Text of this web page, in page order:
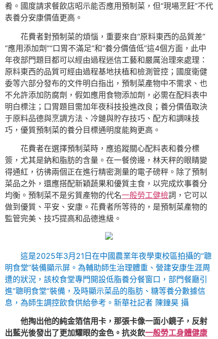
肴。國度請求餐飲店昭示能否應用預制菜，但“現場烹飪”不代
表養分安康價值更高。
花費者對預制菜的煩惱，重要來自“原料東西的品質差”
“應用添加劑”“口胃不滿足”和“養分價值低”這4個方面，此中
年夜部門題目都可以經由過程迷信工藝和嚴厲治理來處理：
原料東西的品質可經由過程基地扶植和檢測管控；國度衛健
委等六部分發布的文件明白指出，預制菜產物中不需求、也
不允許添加防腐劑，假如應用食物添加劑，必需在配料表中
明白標注；口胃題目需加年夜科技投進改良；養分價值取決
于原料品德與烹調方法、冷鏈與貯存技巧、配方和調味技
巧，優質預制菜的養分目標通明度能夠更高。
花費者在選擇預制菜時，應追蹤關心配料表和養分標
簽，尤其是鈉和脂肪的含量。在一餐傍邊，林天秤的眼睛變
得通紅，彷彿兩個正在進行精密測量的電子磅秤。除了預制
菜品之外，還應搭配新穎蔬果和優質主食，以完成炊事養分
均衡。預制菜不是劣質產物的代名一般勞工健檢詞，它可以
做到優質、平安、安康。花費者所等待的，是預制菜產物的
監管完美、技巧提高和品德進級。
這是2025年3月21日在中國農業年夜學東校區拍攝的“聰
明食堂”裝備顯示屏。為輔助師生治理體重、營建安康生涯周
遭的狀況，該校食堂專門開設低脂養分餐窗口，部門餐廳引
進“聰明食堂”裝備，及時顯示菜品的脂肪、糖等養分數據信
息，為師生調控飲食供給參考。新華社記者 陳鐘昊 攝
他掏出他的純金箔信用卡，那張卡像一面小鏡子，反射
出藍光後發出了更加耀眼的金色。抗炎飲一般勞工身體健康